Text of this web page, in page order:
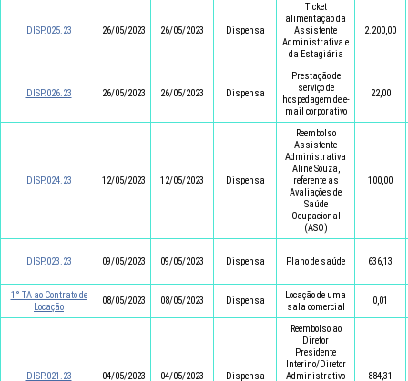
DISP.025.23 26/05/2023 26/05/2023 Dispensa
Ticket
alimentação da
Assistente
Administrativa e
da Estagiária
2.200,00
DISP.026.23 26/05/2023 26/05/2023 Dispensa
Prestação de
serviço de
hospedagem de e-
mail corporativo
22,00
DISP.024.23 12/05/2023 12/05/2023 Dispensa
Reembolso
Assistente
Administrativa
Aline Souza,
referente as
Avaliações de
Saúde
Ocupacional
(ASO)
100,00
DISP.023.23 09/05/2023 09/05/2023 Dispensa Plano de saúde 636,13
1° TA ao Contrato de
Locação
08/05/2023 08/05/2023 Dispensa
Locação de uma
sala comercial
0,01
DISP.021.23 04/05/2023 04/05/2023 Dispensa
Reembolso ao
Diretor
Presidente
Interino/Diretor
Administrativo
884,31